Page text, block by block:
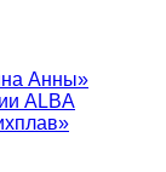
Анны»
ALBA